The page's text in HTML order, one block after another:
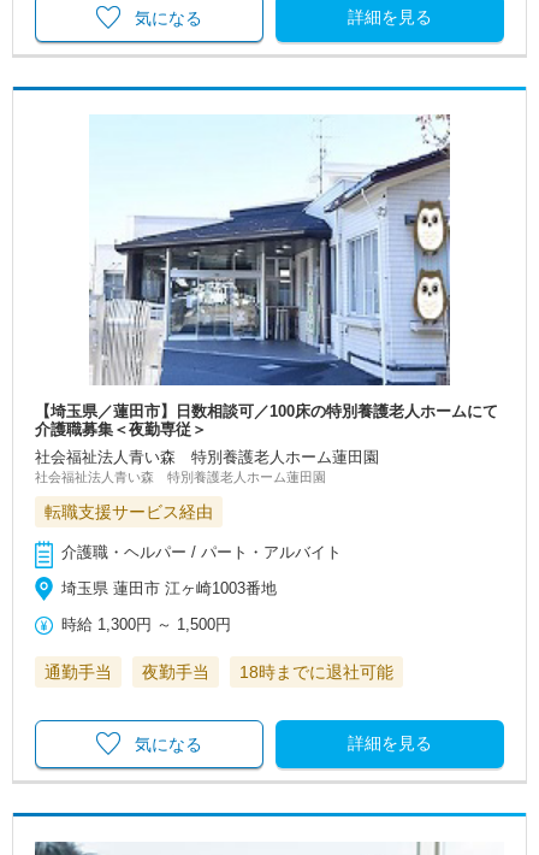
詳細を見る
気になる
【埼玉県／蓮田市】日数相談可／100床の特別養護老人ホームにて
介護職募集＜夜勤専従＞
社会福祉法人青い森 特別養護老人ホーム蓮田園
社会福祉法人青い森 特別養護老人ホーム蓮田園
転職支援サービス経由
介護職・ヘルパー / パート・アルバイト
埼玉県 蓮田市 江ヶ崎1003番地
時給 1,300円 ～ 1,500円
通勤手当 夜勤手当 18時までに退社可能
詳細を見る
気になる